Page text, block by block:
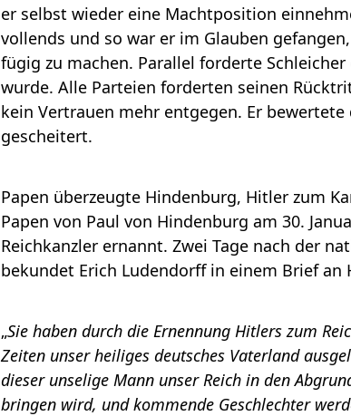
er selbst wieder eine Machtposition
vollends und so war er im Glauben
fügig zu machen. Parallel forderte
wurde. Alle Parteien forderten seinen
kein Vertrauen mehr entgegen. Er
gescheitert.
Papen überzeugte Hindenburg, Hitler zum
Papen von Paul von Hindenburg am 30.
Reichkanzler ernannt. Zwei Tage nach der
bekundet Erich Ludendorff in einem Brief
„Sie haben durch die Ernennung Hitlers zum
Zeiten unser heiliges deutsches Vaterland
dieser unselige Mann unser Reich in den
bringen wird, und kommende Geschlechter